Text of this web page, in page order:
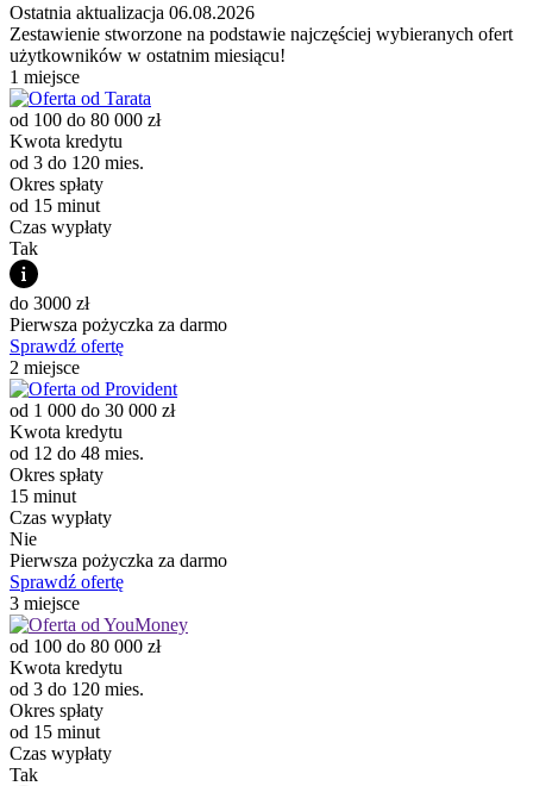
Ostatnia aktualizacja 06.08.2026
Zestawienie stworzone na podstawie najczęściej wybieranych ofert
użytkowników w ostatnim miesiącu!
1 miejsce
od 100 do 80 000 zł
Kwota kredytu
od 3 do 120 mies.
Okres spłaty
od 15 minut
Czas wypłaty
Tak
do 3000 zł
Pierwsza pożyczka za darmo
Sprawdź ofertę
2 miejsce
od 1 000 do 30 000 zł
Kwota kredytu
od 12 do 48 mies.
Okres spłaty
15 minut
Czas wypłaty
Nie
Pierwsza pożyczka za darmo
Sprawdź ofertę
3 miejsce
od 100 do 80 000 zł
Kwota kredytu
od 3 do 120 mies.
Okres spłaty
od 15 minut
Czas wypłaty
Tak